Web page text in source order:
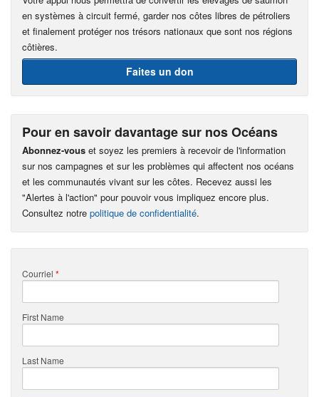
en systèmes à circuit fermé, garder nos côtes libres de pétroliers
et finalement protéger nos trésors nationaux que sont nos régions
côtières.
Faites un don
Pour en savoir davantage sur nos Océans
Abonnez-vous et soyez les premiers à recevoir de l'information
sur nos campagnes et sur les problèmes qui affectent nos océans
et les communautés vivant sur les côtes. Recevez aussi les
"Alertes à l'action" pour pouvoir vous impliquez encore plus.
Consultez notre politique de confidentialité.
Courriel *
First Name
Last Name